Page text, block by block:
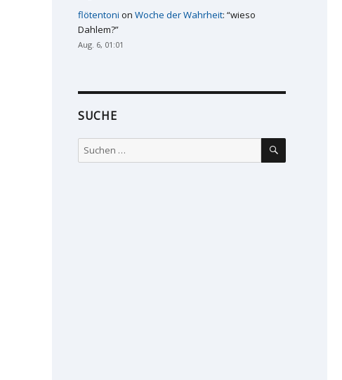
flötentoni on Woche der Wahrheit: “wieso
Dahlem?”
Aug. 6, 01:01
SUCHE
Suchen
nach:
SUCHEN